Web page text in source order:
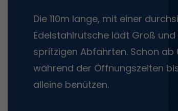
Die 110m lange, mit einer
Edelstahlrutsche lädt Groß
spritzigen Abfahrten. Schon ab
während der Öffnungszeiten
alleine benützen.